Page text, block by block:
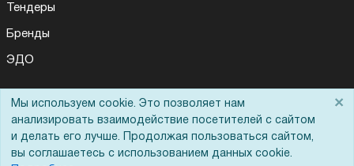
Тендеры
Бренды
ЭДО
Помощь
Вопрос-ответ
Мы используем cookie. Это позволяет нам
анализировать взаимодействие посетителей с сайтом
и делать его лучше. Продолжая пользоваться сайтом,
вы соглашаетесь с использованием данных cookie.
×